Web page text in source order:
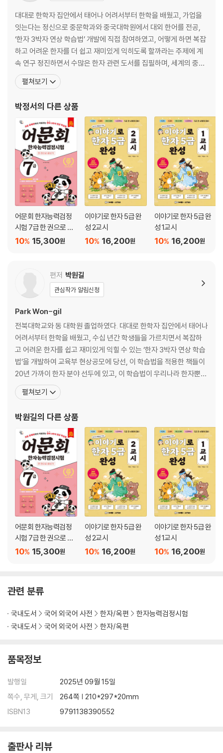
제4편 한자 찾아보기
- 한자 찾아보기
대대로 한학자 집안에서 태어나 어려서부터 한학을 배웠고, 가업을
잇는다는 정신으로 중문학과와 중국대학원에서 대외 한어를 전공,
‘한자 3박자 연상 학습법’ 개발에 직접 참여하였고, 어떻게 하면 복잡
하고 어려운 한자를 더 쉽고 재미있게 익히도록 할까라는 주제에 계
속 연구 정진하면서 수많은 한자 관련 도서를 집필하며, 세계의 중심
이 된 한자 문화권의 자유로운 교류를 위하여 한중일 상용한자 통일
에 앞장서고 있습니다. 저서로는 『어문회 한자능력검정시험 2, 3, 4,
으로 끝내기』 등 수십 종의 한자 관련
펼쳐보기
박정서의 다른 상품
어문회 한자능력검정
시험 7급 한 권으로 끝
내기 15,300원
10%
이야기로 한자 5급 완
성 2교시
16,200원
10%
이야기로 한자 5급 완
성 1교시
16,200원
10%
편저 박원길
관심작가 알림신청
Park Won-gil
전북대학교와 동 대학원 졸업하였다. 대대로 한학자 집안에서 태어나
어려서부터 한학을 배웠고, 수십 년간 학생들을 가르치면서 복잡하
고 어려운 한자를 쉽고 재미있게 익힐 수 있는 ‘한자 3박자 연상 학습
법’을 개발하여 교육부 현상공모에 당선, 이 학습법을 적용한 책들이
20년 가까이 한자 분야 선두에 있고, 이 학습법이 우리나라 한자뿐만
아니라 중국어와 일본어 한자 학습법의 정도로 통일되었다. 12년간
[일간신문]에 「박원길의 생생 한자교실」을 연재하였고, 이제는 세계
의 통일에 앞장서고 있다. 저서로는 『한자암기박사 1
펼쳐보기
박원길의 다른 상품
어문회 한자능력검정
시험 7급 한 권으로 끝
내기 15,300원
10%
이야기로 한자 5급 완
성 2교시
16,200원
10%
이야기로 한자 5급 완
성 1교시
16,200원
10%
관련 분류
국내도서 국어 외국어 사전 한자/옥편
한자능력검정시험
국내도서
국어 외국어 사전 한자/옥편
품목정보
발행일
2025년 09월 15일
쪽수, 무게, 크기
264쪽 | 210*297*20mm
ISBN13
9791138390552
출판사 리뷰